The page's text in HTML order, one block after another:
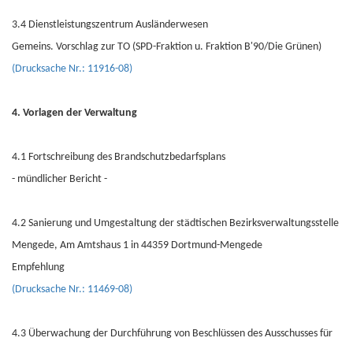
3.4 Dienstleistungszentrum Ausländerwesen
Gemeins. Vorschlag zur TO (SPD-Fraktion u. Fraktion B'90/Die Grünen)
(Drucksache Nr.: 11916-08)
4. Vorlagen der Verwaltung
4.1 Fortschreibung des Brandschutzbedarfsplans
- mündlicher Bericht -
4.2 Sanierung und Umgestaltung der städtischen Bezirksverwaltungsstelle
Mengede, Am Amtshaus 1 in 44359 Dortmund-Mengede
Empfehlung
(Drucksache Nr.: 11469-08)
4.3 Überwachung der Durchführung von Beschlüssen des Ausschusses für